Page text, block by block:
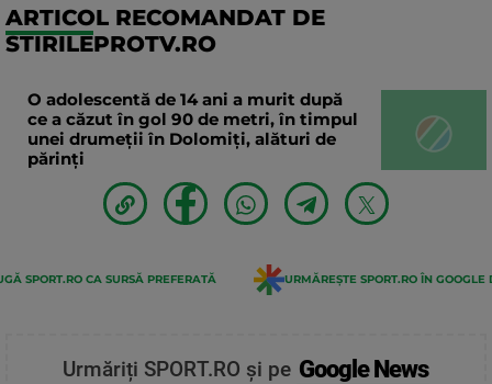
ARTICOL RECOMANDAT DE
STIRILEPROTV.RO
O adolescentă de 14 ani a murit după
ce a căzut în gol 90 de metri, în timpul
unei drumeții în Dolomiți, alături de
părinți
SPORT.RO CA SURSĂ PREFERATĂ URMĂREȘTE SPORT.RO ÎN GOOGLE
Urmăriți SPORT.RO și pe Google News